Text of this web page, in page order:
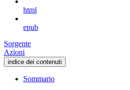
html
epub
Sorgente
Azioni
indice dei contenuti
Sommario